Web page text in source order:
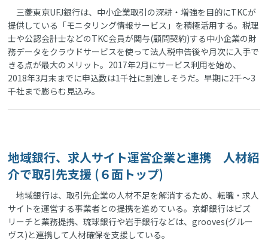
三菱東京UFJ銀行は、中小企業取引の深耕・増強を目的にTKCが
提供している「モニタリング情報サービス」を積極活用する。税理
士や公認会計士などのTKC会員が関与(顧問契約)する中小企業の財
務データをクラウドサービスを使って法人税申告後や月次に入手で
きる点が最大のメリット。2017年2月にサービス利用を始め、
2018年3月末までに申込数は1千社に到達しそうだ。早期に2千～3
千社まで膨らむ見込み。
地域銀行、求人サイト運営企業と連携 人材紹
介で取引先支援 (６面トップ)
地域銀行は、取引先企業の人材不足を解消するため、転職・求人
サイトを運営する事業者との提携を進めている。京都銀行はビズ
リーチと業務提携、琉球銀行や岩手銀行などは、grooves(グルー
ヴス)と連携して人材確保を支援している。